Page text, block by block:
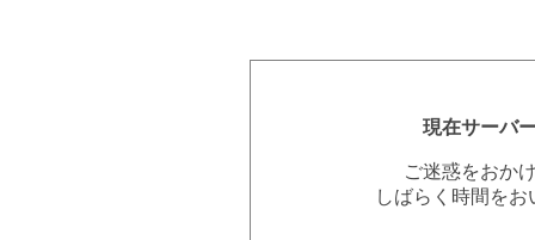
現在サーバ
ご迷惑をおか
しばらく時間を